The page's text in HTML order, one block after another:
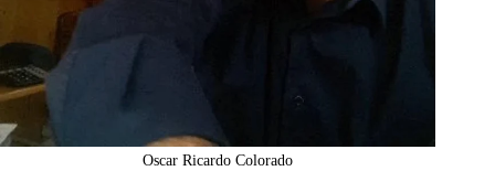
Oscar Ricardo Colorado